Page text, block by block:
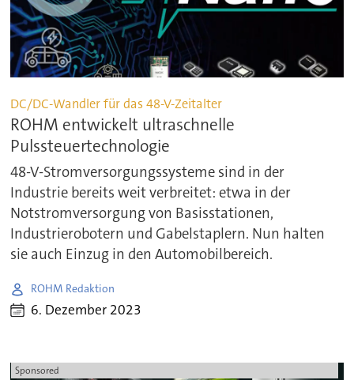
DC/DC-Wandler für das 48-V-Zeitalter
ROHM entwickelt ultraschnelle
Pulssteuertechnologie
48-V-Stromversorgungssysteme sind in der
Industrie bereits weit verbreitet: etwa in der
Notstromversorgung von Basisstationen,
Industrierobotern und Gabelstaplern. Nun halten
sie auch Einzug in den Automobilbereich.
ROHM Redaktion
6. Dezember 2023
Sponsored